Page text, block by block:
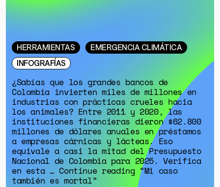
GÉNERO
DERECHOS HUMANOS
SALUD MENTAL
EMERGENCIA CLIMÁTICA
HERRAMIENTAS
EMERGENCIA CLIMÁTICA
INFOGRAFÍAS
¿Sabías que los grandes bancos de
Colombia invierten miles de millones en
industrias con prácticas crueles hacia
los animales? Entre 2011 y 2020, las
instituciones financieras dieron $62.800
millones de dólares anuales en préstamos
a empresas cárnicas y lácteas. Eso
equivale a casi la mitad del Presupuesto
Nacional de Colombia para 2025. Verifica
en esta … Continue reading “Mi caso
también es mortal”